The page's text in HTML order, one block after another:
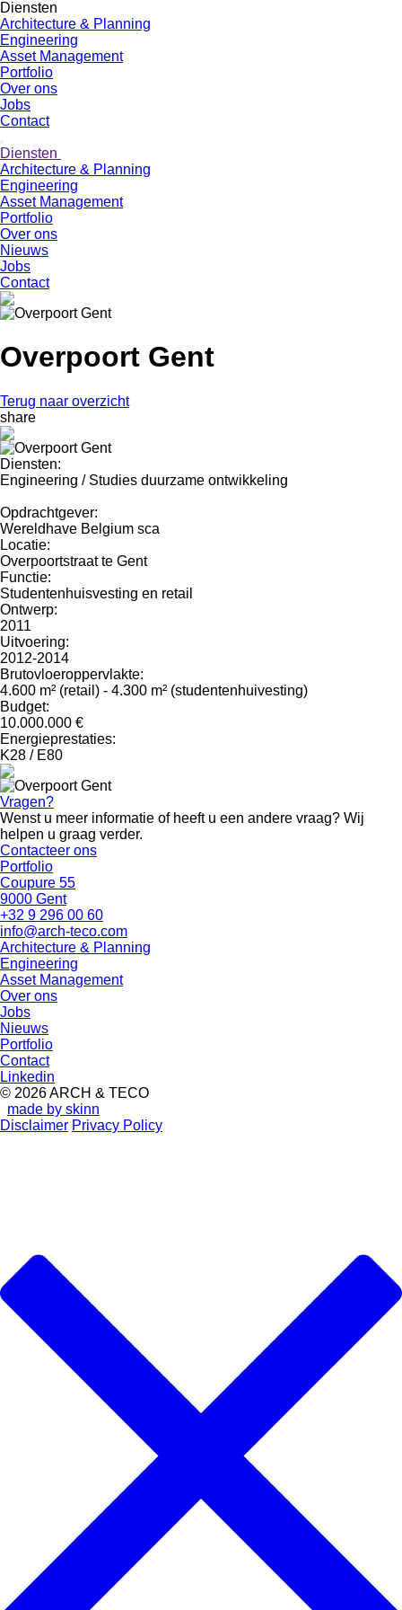
Diensten
Architecture & Planning
Engineering
Asset Management
Portfolio
Over ons
Jobs
Contact
Diensten
Architecture & Planning
Engineering
Asset Management
Portfolio
Over ons
Nieuws
Jobs
Contact
Overpoort Gent
Terug naar overzicht
share
Diensten:
Engineering / Studies duurzame ontwikkeling
Opdrachtgever:
Wereldhave Belgium sca
Locatie:
Overpoortstraat te Gent
Functie:
Studentenhuisvesting en retail
Ontwerp:
2011
Uitvoering:
2012-2014
Brutovloeroppervlakte:
4.600 m² (retail) - 4.300 m² (studentenhuivesting)
Budget:
10.000.000 €
Energieprestaties:
K28 / E80
Vragen?
Wenst u meer informatie of heeft u een andere vraag? Wij
helpen u graag verder.
Contacteer ons
Portfolio
Coupure 55
9000 Gent
+32 9 296 00 60
info@arch-teco.com
Architecture & Planning
Engineering
Asset Management
Over ons
Jobs
Nieuws
Portfolio
Contact
Linkedin
© 2026 ARCH & TECO
made by skinn
Disclaimer Privacy Policy